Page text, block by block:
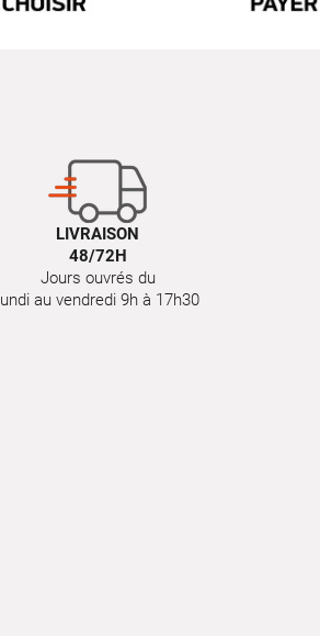
LIVRAISON
48/72H
Jours ouvrés du
lundi au vendredi 9h à 17h30